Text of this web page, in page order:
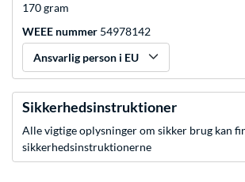
170 gram
WEEE nummer 54978142
Ansvarlig person i EU
Sikkerhedsinstruktioner
Alle vigtige oplysninger om sikker brug kan
sikkerhedsinstruktionerne